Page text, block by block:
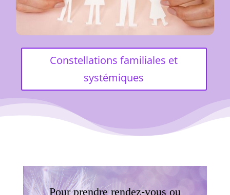
Constellations familiales et
systémiques